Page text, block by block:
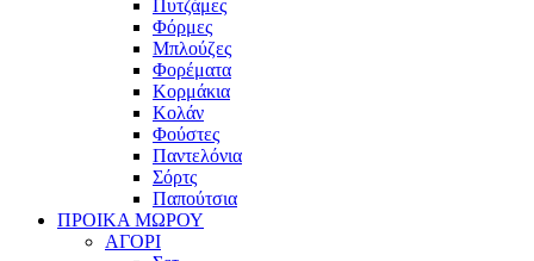
Πυτζάμες
Φόρμες
Μπλούζες
Φορέματα
Κορμάκια
Κολάν
Φούστες
Παντελόνια
Σόρτς
Παπούτσια
ΠΡΟΙΚΑ ΜΩΡΟΥ
ΑΓΟΡΙ